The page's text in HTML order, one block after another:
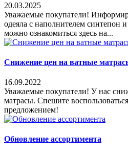
20.03.2025
Уважаемые покупатели!
одеяла с наполнителем синтепон
можно ознакомиться здесь на...
Снижение цен на ватные
16.09.2022
Уважаемые покупатели! У нас
матрасы. Спешите
предложением!
Обновление ассортимента